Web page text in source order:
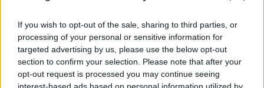
If you wish to opt-out of the sale, sharing to third parties, or
processing of your personal or sensitive information for
targeted advertising by us, please use the below opt-out
section to confirm your selection. Please note that after your
opt-out request is processed you may continue seeing
μας μας επιτρέπει να τους θυμόμαστε και τους 5
απ’ έξω, πόσες φορές δεν έχουν γίνει λανθασμένες
καταχωρήσεις στις δημόσιες υπηρεσίες; Ερχόμαστε
να τα αλλάξουμε όλα αυτά. Από μεθαύριο Τρίτη,